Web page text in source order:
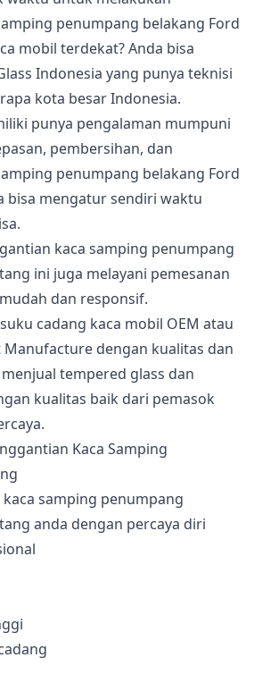
penumpang belakang Ford
mobil terdekat? Anda bisa
Indonesia yang punya teknisi
kota besar Indonesia.
punya pengalaman mumpuni
pembersihan, dan
penumpang belakang Ford
bisa mengatur sendiri waktu
kaca samping penumpang
ini juga melayani pemesanan
dan responsif.
cadang kaca mobil OEM atau
dengan kualitas dan
tempered glass dan
kualitas baik dari pemasok
samping penumpang
anda dengan percaya diri